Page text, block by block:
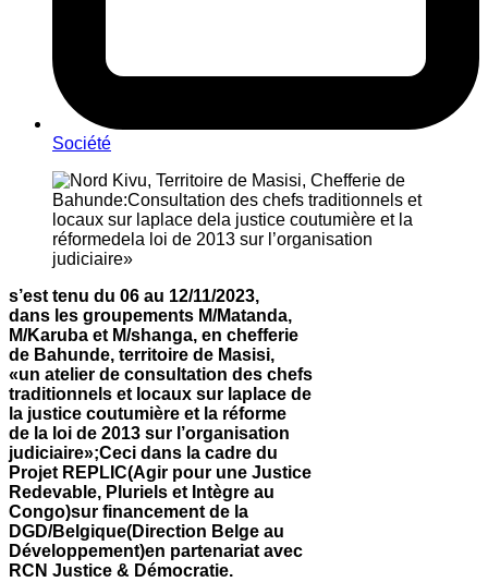
Société
s’est tenu du 06 au 12/11/2023,
dans les groupements M/Matanda,
M/Karuba et M/shanga, en chefferie
de Bahunde, territoire de Masisi,
«un atelier de consultation des chefs
traditionnels et locaux sur laplace de
la justice coutumière et la réforme
de la loi de 2013 sur l’organisation
judiciaire»;Ceci dans la cadre du
Projet REPLIC(Agir pour une Justice
Redevable, Pluriels et Intègre au
Congo)sur financement de la
DGD/Belgique(Direction Belge au
Développement)en partenariat avec
RCN Justice & Démocratie.